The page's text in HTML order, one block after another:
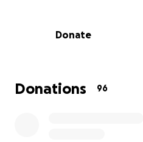
l'attrezzatura non può
Se qualcuno avesse visto
di contattare Mirko o la
Donate
Donations 96